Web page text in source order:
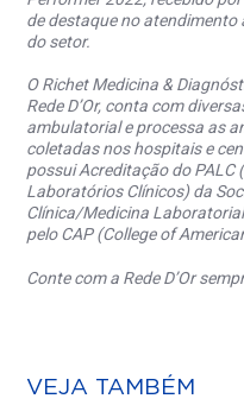
de destaque no atendimento
do setor.
O Richet Medicina &
Rede D’Or, conta com
ambulatorial e processa as
coletadas nos hospitais e
possui Acreditação do
Laboratórios Clínicos) da
Clínica/Medicina
pelo CAP (College of
Conte com a Rede D’Or
VEJA TAMBÉM